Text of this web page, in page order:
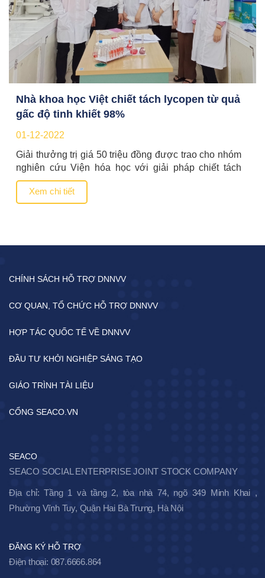
Nhà khoa học Việt chiết tách lycopen từ quả
gấc độ tinh khiết 98%
01-12-2022
Giải thưởng trị giá 50 triệu đồng được trao cho nhóm
nghiên cứu Viện hóa học với giải pháp chiết tách
thành công lycopen từ gấc giúp giá thành rẻ bằng 1/3
so với nhập ngoại. Ông Phạm Hiếu, Phó Tổng biên
tập phụ trách Báo VnExpress (trái) trao giải nhất cho
Xem chi tiết
CHÍNH SÁCH HỖ TRỢ DNNVV
CƠ QUAN, TỔ CHỨC HỖ TRỢ DNNVV
HỢP TÁC QUỐC TẾ VỀ DNNVV
ĐẦU TƯ KHỞI NGHIỆP SÁNG TẠO
GIÁO TRÌNH TÀI LIỆU
CỔNG SEACO.VN
SEACO
SEACO SOCIAL ENTERPRISE JOINT STOCK COMPANY
Địa chỉ: Tầng 1 và tầng 2, tòa nhà 74, ngõ 349 Minh Khai ,
Phường Vĩnh Tuy, Quận Hai Bà Trưng, Hà Nội
ĐĂNG KÝ HỖ TRỢ
Điện thoại: 087.6666.864